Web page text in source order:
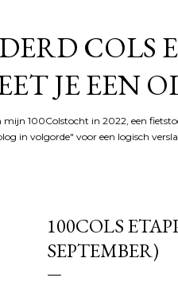
COLS
JE EEN
mijn 100Colstocht in 2022, een
in volgorde" voor een logisch
100COLS
SEPTEMBER)